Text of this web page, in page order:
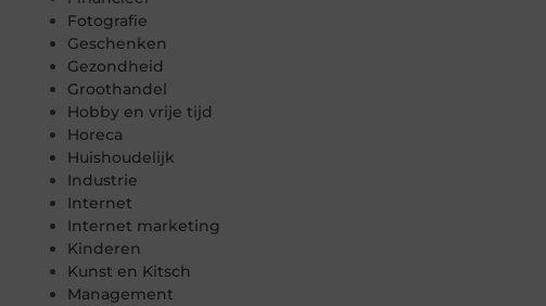
Fotografie
Geschenken
Gezondheid
Groothandel
Hobby en vrije tijd
Horeca
Huishoudelijk
Industrie
Internet
Internet marketing
Kinderen
Kunst en Kitsch
Management